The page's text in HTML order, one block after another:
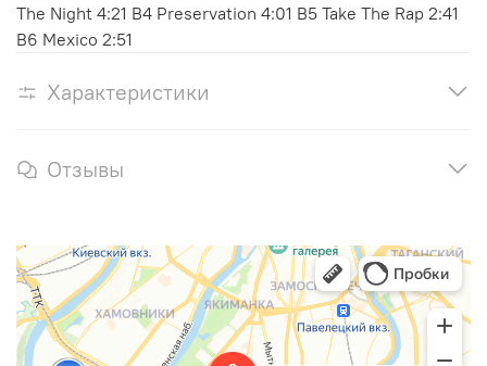
The Night 4:21 B4 Preservation 4:01 B5 Take The Rap 2:41
B6 Mexico 2:51
Характеристики
Отзывы